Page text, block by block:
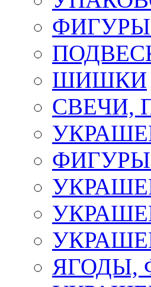
ШИШКИ
СВЕЧИ,
ЯГОДЫ,